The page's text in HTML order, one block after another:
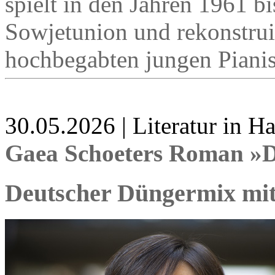
Sowjetunion und
hochbegabten jungen
30.05.2026 | Literatur in
Gaea Schoeters Roman
Deutscher Düngermix